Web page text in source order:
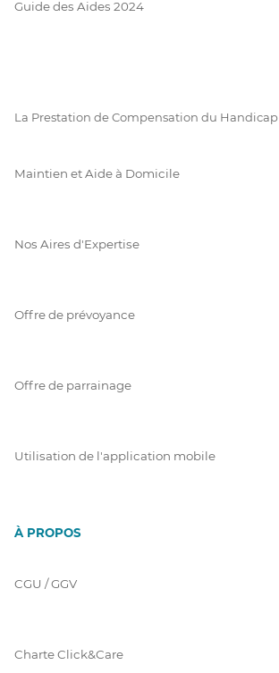
Guide des Aides 2024
La Prestation de Compensation du Handicap
Maintien et Aide à Domicile
Nos Aires d'Expertise
Offre de prévoyance
Offre de parrainage
Utilisation de l'application mobile
À PROPOS
CGU / GGV
Charte Click&Care